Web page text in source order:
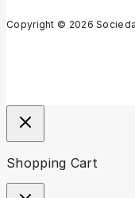
Copyright © 2026
Shopping Cart